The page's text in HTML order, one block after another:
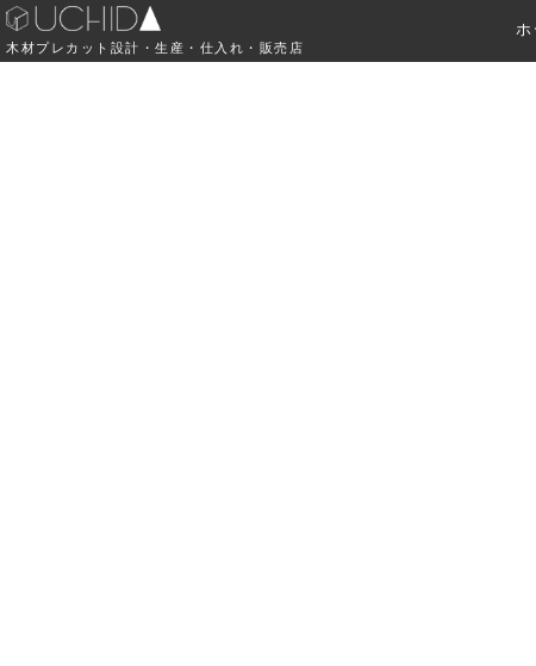
木材プレカット設計・生産・仕入れ・販売店
ホ